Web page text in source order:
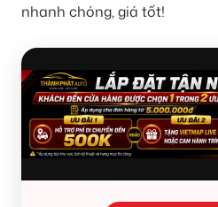
nhanh chóng, giá tốt!